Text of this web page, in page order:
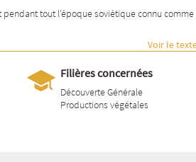
tout l’époque soviétiqueconnu comme
Voir le
Filières concernées
Découverte Générale
Productions végétales